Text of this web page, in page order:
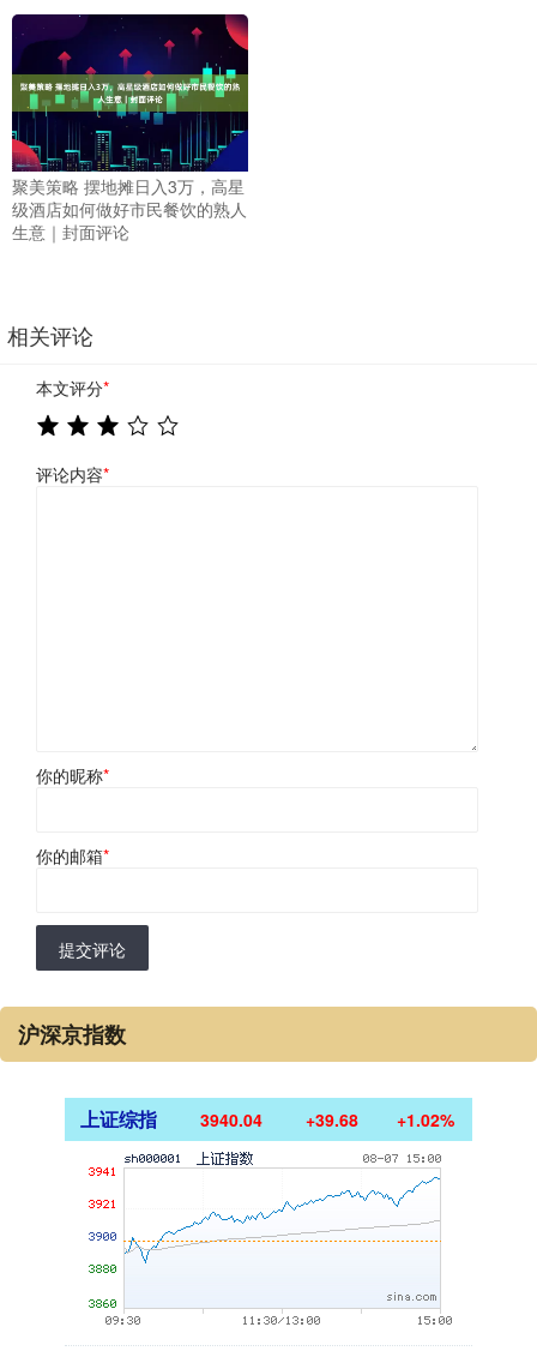
聚美策略 摆地摊日入3万，高星
级酒店如何做好市民餐饮的熟人
生意｜封面评论
相关评论
本文评分*
评论内容*
你的昵称*
你的邮箱*
提交评论
沪深京指数
上证综指 3940.04 +39.68 +1.02%